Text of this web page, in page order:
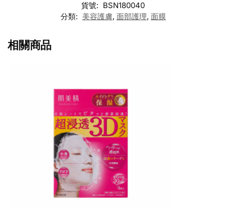
貨號: BSN180040
分類: 美容護膚, 面部護理, 面膜
相關商品